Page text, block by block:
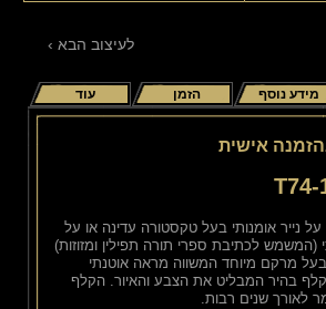
לעיצוב הבא ›
מידע נוסף הזמן עוד
אישית
T74-
נייר אומנותי בעל טקסטורה עדינה או על
(המשמש לכתיבת ספרי תורה תפילין ומזוזות)
מרקם מיוחד המשווה מראה אוטנתי
בהיר המבליט את הצבע והאיור. הקלף
לאורך שנים רבות.